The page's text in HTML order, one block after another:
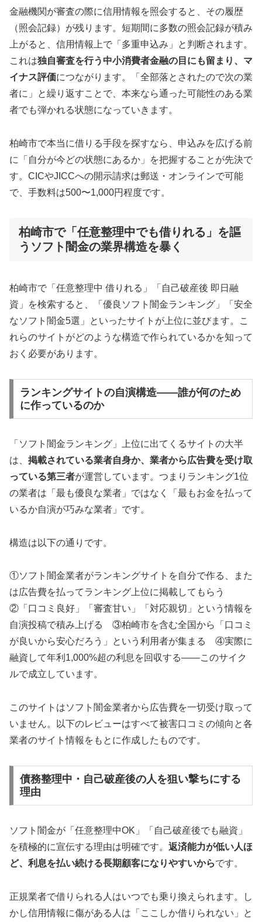
金融機関が審査の際に信用情報を照会すると、その履歴
（照会記録）が残ります。短期間に多数の照会記録が積み
上がると、信用情報上で「多重申込み」と判断されます。
これは独自審査を行う中小消費者金融の目にも留まり、マ
イナス評価につながります。「全部落とされたので次の業
者に」と繰り返すことで、本来なら通った可能性のある業
者でも弾かれる状態になっていきます。
柏崎市で本当に借りる手段を探すなら、申込みを広げる前
に「自分が今どの状態にあるか」を把握することが先決で
す。CICやJICCへの開示請求は郵送・オンラインで可能
で、手数料は500〜1,000円程度です。
柏崎市で「任意整理中でも借りれる」を謳
うソフト闇金の業界構造を暴く
柏崎市で「任意整理中 借りれる」「自己破産後 即日融
資」を検索すると、「優良ソフト闇金ランキング」「安全
なソフト闇金5選」といったサイトが上位に並びます。こ
れらのサイトがどのような構造で作られているかを知って
おく必要があります。
ランキングサイトの自演構造——誰が何のため
に作っているのか
「ソフト闇金ランキング」上位に出てくるサイトの大半
は、 掲載されている業者自身か、業者から広告費を受け取
っている第三者が運営しています。つまりランキング1位
の業者は「最も優良な業者」ではなく「最もお金を払って
いるか自演が巧みな業者」です。
構造は以下の通りです。
①ソフト闇金業者がランキングサイトを自分で作る、また
は広告費を払ってランキング上位に掲載してもらう
②「口コミ良好」「審査甘い」「対応親切」という情報を
自演投稿で積み上げる ③柏崎市を含む全国から「口コミ
が良いから安心だろう」という利用者が集まる ④実際に
融資して年利1,000%超の利息を回収する——このサイク
ルで成立しています。
このサイトはソフト闇金業者から広告費を一切受け取って
いません。以下のレビューはすべて被害口コミの傾向と各
業者のサイト情報をもとに作成したものです。
債務整理中・自己破産後の人を狙い撃ちにする
理由
ソフト闇金が「任意整理中OK」「自己破産後でも融資」
を積極的に宣伝する理由は明確です。 返済能力が低い人ほ
ど、利息を払い続ける長期顧客になりやすいからです。
正規業者で借りられる人はいつでも乗り換えられます。し
かし信用情報に傷がある人は「ここしか借りられない」と